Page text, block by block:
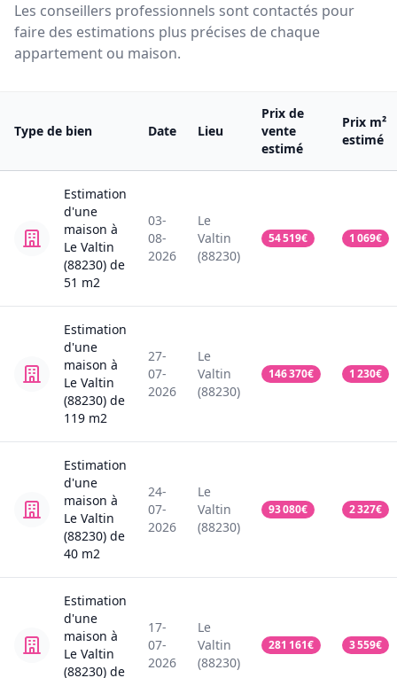
Les conseillers professionnels sont contactés pour
faire des estimations plus précises de chaque
appartement ou maison.
Type de bien Date Lieu
Prix de
vente
estimé
Prix m²
estimé
Estimation
d'une
maison à
Le Valtin
(88230) de
51 m2
03-
08-
2026
Le
Valtin
(88230)
54 519€ 1 069€
Estimation
d'une
maison à
Le Valtin
(88230) de
119 m2
27-
07-
2026
Le
Valtin
(88230)
146 370€ 1 230€
Estimation
d'une
maison à
Le Valtin
(88230) de
40 m2
24-
07-
2026
Le
Valtin
(88230)
93 080€ 2 327€
Estimation
d'une
maison à
Le Valtin
(88230) de
17-
07-
2026
Le
Valtin
(88230)
281 161€ 3 559€